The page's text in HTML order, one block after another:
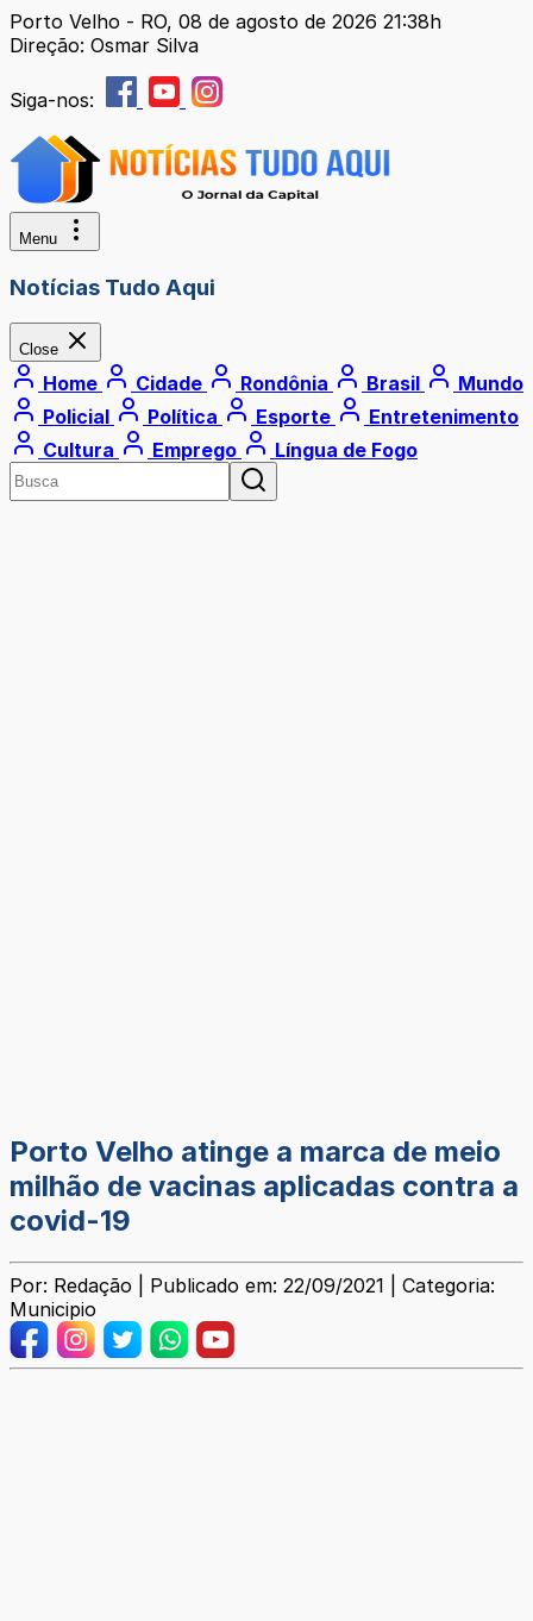
Porto Velho - RO, 08 de agosto de 2026 21:38h
Direção: Osmar Silva
Siga-nos:
Menu
Notícias Tudo Aqui
Close
Home Cidade Rondônia Brasil
Mundo
Policial
Política Esporte
Entretenimento
Cultura
Emprego Língua de Fogo
Porto Velho atinge a marca de meio
milhão de vacinas aplicadas contra a
covid-19
Por: Redação | Publicado em: 22/09/2021 | Categoria:
Municipio